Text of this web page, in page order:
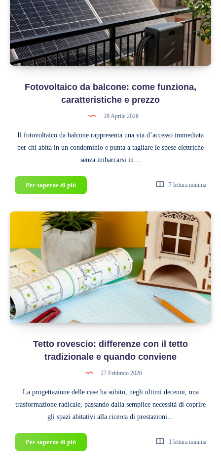
vivi
in
un
comune
fino
a
abitanti
Fotovoltaico da balcone: come funziona,
caratteristiche e prezzo
28 Aprile 2026
Il fotovoltaico da balcone rappresenta una via d’accesso immediata
per chi abita in un condominio e punta a tagliare le spese elettriche
senza imbarcarsi in…
Per saperne di piùFotovoltaico
da
come
funziona,
caratteristiche
e
prezzo
7 lettura minima
Tetto rovescio: differenze con il tetto
tradizionale e quando conviene
27 Febbraio 2026
La progettazione delle case ha subito, negli ultimi decenni, una
trasformazione radicale, passando dalla semplice necessità di coprire
gli spazi abitativi alla ricerca di prestazioni…
Per saperne di piùTetto
rovescio:
1 lettura minima